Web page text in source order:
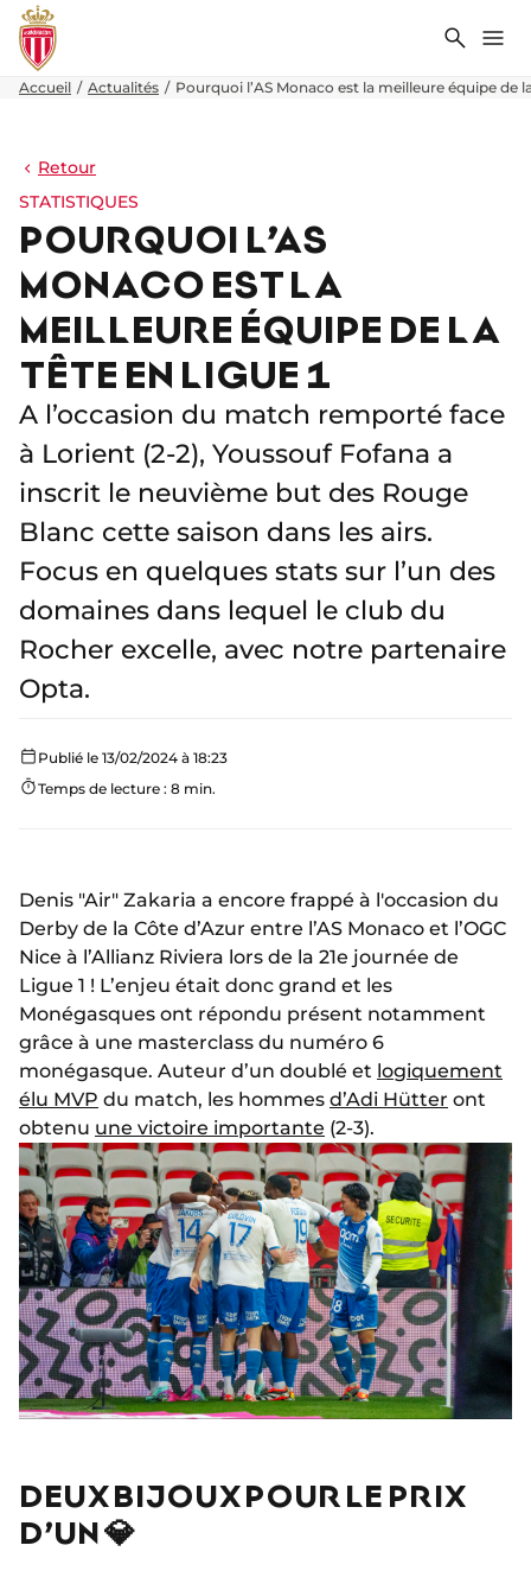
Accueil Actualités Pourquoi l’AS Monaco est la meilleure équipe de
Retour
STATISTIQUES
POURQUOI L’AS
MONACO EST LA
MEILLEURE ÉQUIPE DE LA
TÊTE EN LIGUE 1
A l’occasion du match remporté face
à Lorient (2-2), Youssouf Fofana a
inscrit le neuvième but des Rouge
Blanc cette saison dans les airs.
Focus en quelques stats sur l’un des
domaines dans lequel le club du
Rocher excelle, avec notre partenaire
Opta.
Publié le 13/02/2024 à 18:23
Temps de lecture : 8 min.
Denis "Air" Zakaria a encore frappé à l'occasion du
Derby de la Côte d’Azur entre l’AS Monaco et l’OGC
Nice à l’Allianz Riviera lors de la 21e journée de
Ligue 1 ! L’enjeu était donc grand et les
Monégasques ont répondu présent notamment
grâce à une masterclass du numéro 6
monégasque. Auteur d’un doublé et logiquement
élu MVP du match, les hommes d’Adi Hütter ont
obtenu une victoire importante (2-3).
DEUX BIJOUX POUR LE PRIX
D’UN 💎